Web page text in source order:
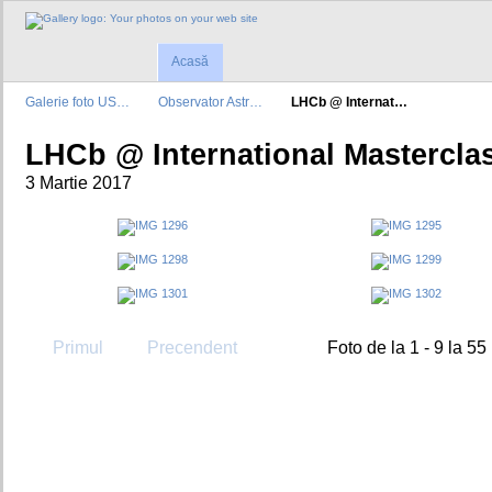
Acasă
Galerie foto US… Observator Astr… LHCb @ Internat…
LHCb @ International
3 Martie 2017
Primul Precendent Foto de la 1 - 9 la 55